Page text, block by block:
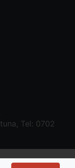
Tel: 0702